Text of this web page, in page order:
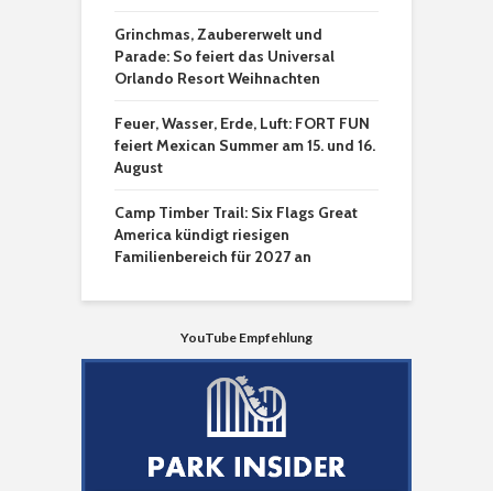
Grinchmas, Zaubererwelt und
Parade: So feiert das Universal
Orlando Resort Weihnachten
Feuer, Wasser, Erde, Luft: FORT FUN
feiert Mexican Summer am 15. und 16.
August
Camp Timber Trail: Six Flags Great
America kündigt riesigen
Familienbereich für 2027 an
YouTube Empfehlung